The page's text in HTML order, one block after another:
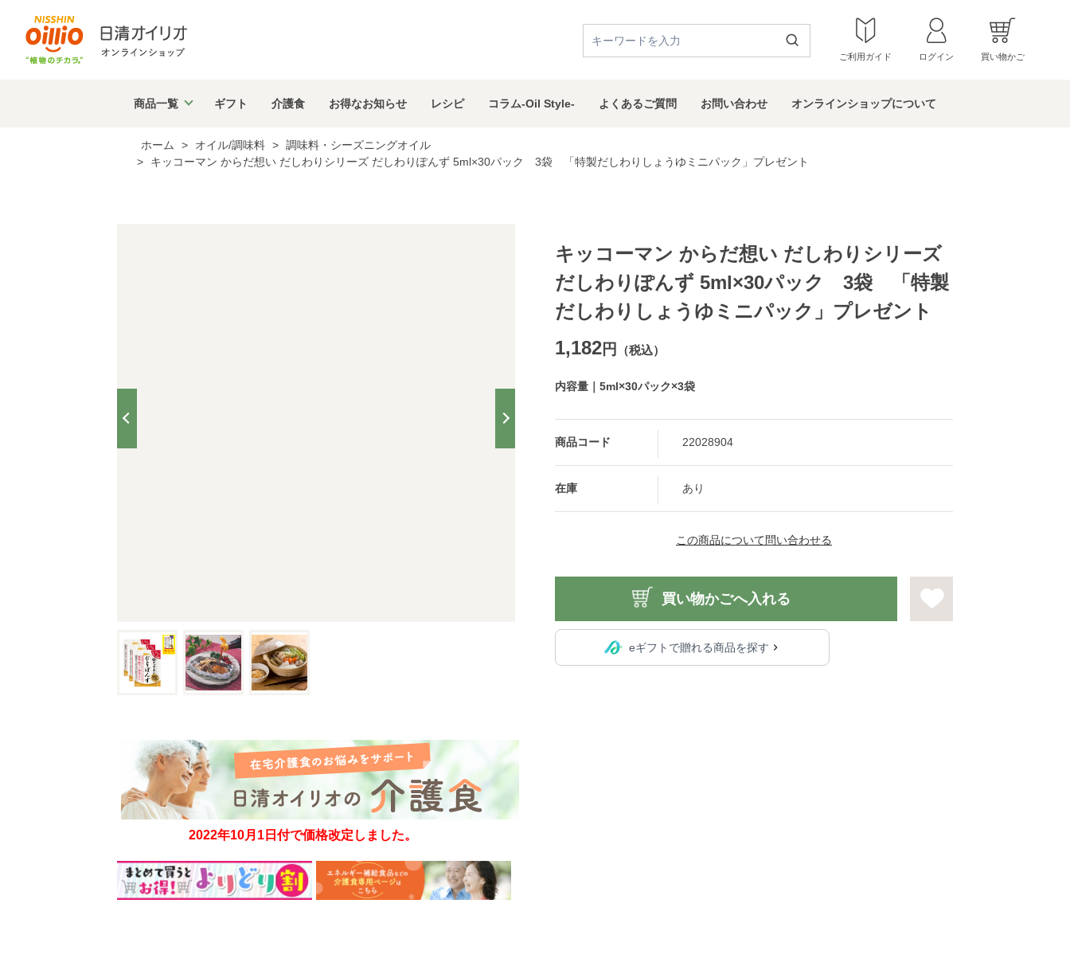
ご利用ガイド ログイン 買い物かご
商品一覧 ギフト 介護食 お得なお知らせ レシピ コラム-Oil Style- よくあるご質問 お問い合わせ オンラインショップについて
ホーム > オイル/調味料 > 調味料・シーズニングオイル
>
キッコーマン からだ想い だしわりシリーズ だしわりぽんず 5ml×30パック 3袋 「特製だしわりしょうゆミニパック」プレゼント
2022年10月1日付で価格改定しました。
内容量｜5ml×30パック×3袋
キッコーマン からだ想い だしわりシリーズ
だしわりぽんず 5ml×30パック 3袋 「特製
だしわりしょうゆミニパック」プレゼント
1,182円 （税込）
商品コード 22028904
在庫 あり
買い物かごへ入れる
eギフトで贈れる商品を探す
この商品について問い合わせる